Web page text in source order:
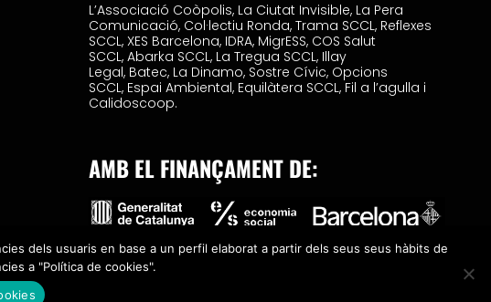
L’Associació Coòpolis, La Ciutat Invisible, La Pera
Comunicació, Col·lectiu Ronda,Trama SCCL, Reflexes
SCCL,XES Barcelona, IDRA, MigrESS, COS Salut
SCCL,Abarka SCCL, La Tregua SCCL, Illay
Legal, Batec, La Dinamo, Sostre Cívic, Opcions
SCCL, Espai Ambiental, Equilàtera SCCL, Fil a l’agulla i
Calidoscoop.
AMB EL FINANÇAMENT DE:
dels usuaris en base a un perfil elaborat a partir dels seus seus hàbits de
a "Política de cookies".